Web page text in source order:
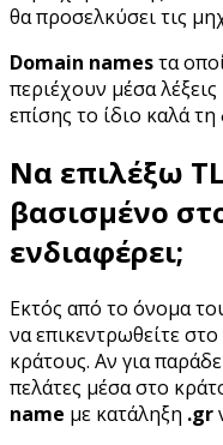
θα προσελκύσει τις
Domain namesτα
περιέχουν μέσα
επίσης το ίδιο καλά
Να επιλέξω
βασισμένο
ενδιαφέρει;
Εκτός από το όνομα
να επικεντρωθείτε
κράτους. Αν για
πελάτες μέσα στο
name με κατάληξη .gr